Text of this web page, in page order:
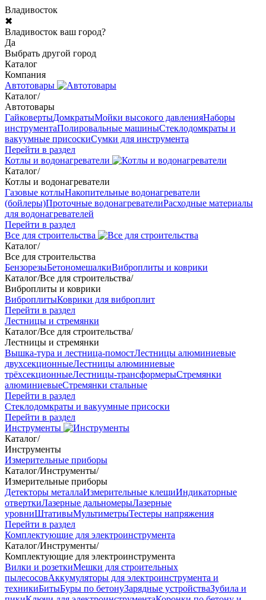
Владивосток
✖
Владивосток ваш город?
Да
Выбрать другой город
Каталог
Компания
Автотовары
Каталог/
Автотовары
ГайковертыДомкратыМойки высокого давленияНаборы
инструментаПолировальные машиныСтеклодомкраты и
вакуумные присоскиСумки для инструмента
Перейти в раздел
Котлы и водонагреватели
Каталог/
Котлы и водонагреватели
Газовые котлыНакопительные водонагреватели
(бойлеры)Проточные водонагревателиРасходные материалы
для водонагревателей
Перейти в раздел
Все для строительства
Каталог/
Все для строительства
БензорезыБетономешалкиВиброплиты и коврики
Каталог/Все для строительства/
Виброплиты и коврики
ВиброплитыКоврики для виброплит
Перейти в раздел
Лестницы и стремянки
Каталог/Все для строительства/
Лестницы и стремянки
Вышка-тура и лестница-помостЛестницы алюминиевые
двухсекционныеЛестницы алюминиевые
трёхсекционныеЛестницы-трансформерыСтремянки
алюминиевыеСтремянки стальные
Перейти в раздел
Стеклодомкраты и вакуумные присоски
Перейти в раздел
Инструменты
Каталог/
Инструменты
Измерительные приборы
Каталог/Инструменты/
Измерительные приборы
Детекторы металлаИзмерительные клещиИндикаторные
отверткиЛазерные дальномерыЛазерные
уровниШтативыМультиметрыТестеры напряжения
Перейти в раздел
Комплектующие для электроинструмента
Каталог/Инструменты/
Комплектующие для электроинструмента
Вилки и розеткиМешки для строительных
пылесосовАккумуляторы для электроинструмента и
техникиБитыБуры по бетонуЗарядные устройстваЗубила и